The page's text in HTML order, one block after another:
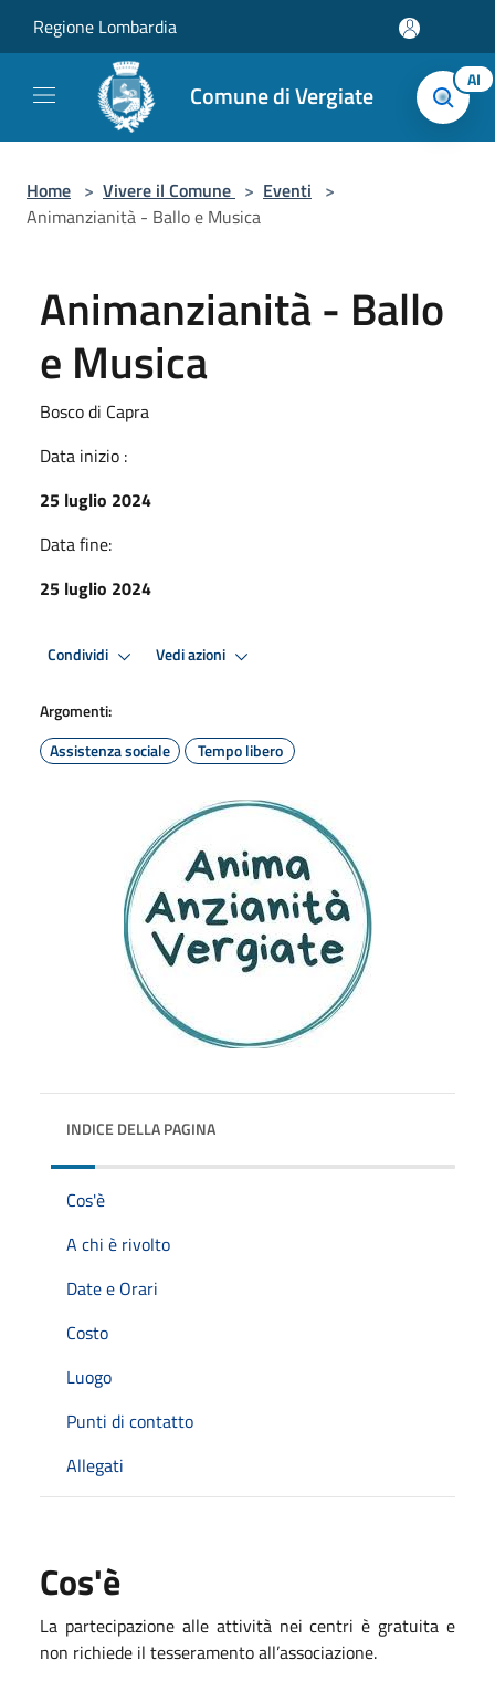
Regione Lombardia
Comune di Vergiate AI
Home > Vivere il Comune > Eventi >
Animanzianità - Ballo e Musica
Animanzianità - Ballo
e Musica
Bosco di Capra
Data inizio :
25 luglio 2024
Data fine:
25 luglio 2024
Condividi Vedi azioni
Argomenti:
Assistenza sociale
Tempo libero
INDICE DELLA PAGINA
Cos'è
A chi è rivolto
Date e Orari
Costo
Luogo
Punti di contatto
Allegati
Cos'è
La partecipazione alle attività nei centri è gratuita e
non richiede il tesseramento all’associazione.